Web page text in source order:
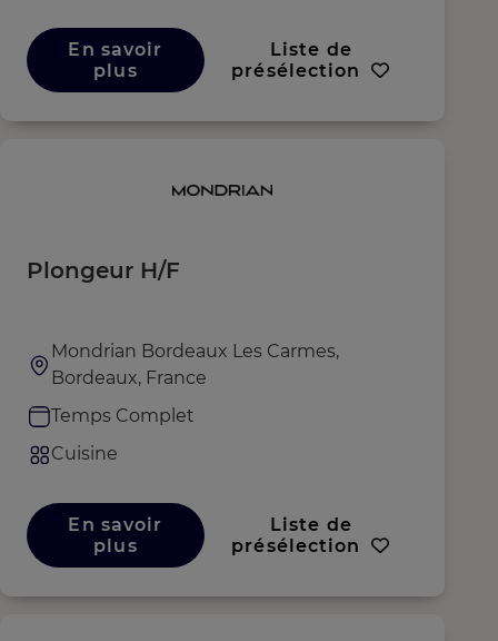
En savoir
plus
Liste de
présélection
Plongeur H/F
Mondrian Bordeaux Les Carmes,
Bordeaux, France
Temps Complet
Cuisine
En savoir
plus
Liste de
présélection